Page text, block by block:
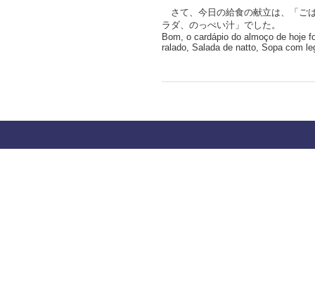
さて、今日の給食の献立は、「ご
ラダ、のっぺい汁」でした。
Bom, o cardápio do almoço de hoje
ralado, Salada de natto, Sopa com